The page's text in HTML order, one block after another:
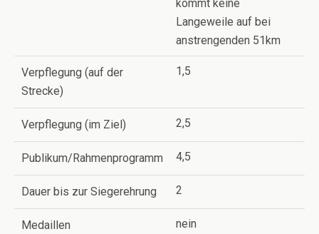
kommt keine
Langeweile auf bei
anstrengenden 51km
Verpflegung (auf der
Strecke)
1,5
Verpflegung (im Ziel) 2,5
Publikum/Rahmenprogramm 4,5
Dauer bis zur Siegerehrung 2
Medaillen nein